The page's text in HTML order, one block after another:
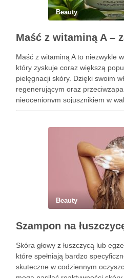
Beauty
Maść z witaminą A to niezwykle
który zyskuje coraz większą
pielęgnacji skóry. Dzięki swoim
regenerującym oraz
nieocenionym sojusznikiem w
takimi jak zmarszczki, trądzik
Beauty
Skóra głowy z łuszczycą lub
które spełniają bardzo
skuteczne w codziennym